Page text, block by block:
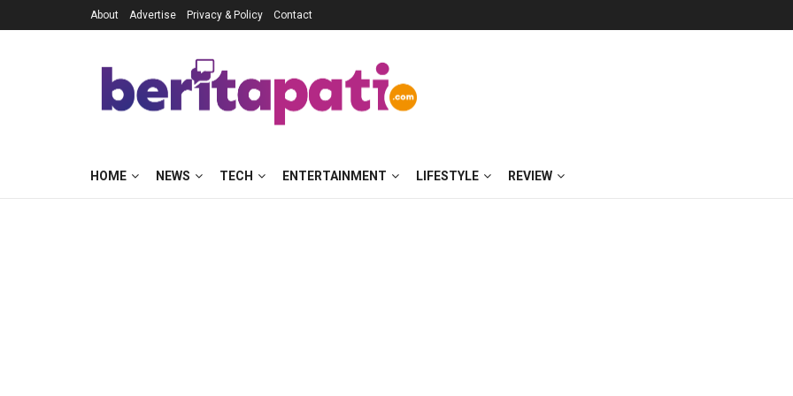
About Advertise Privacy & Policy Contact
HOME NEWS TECH ENTERTAINMENT LIFESTYLE REVIEW